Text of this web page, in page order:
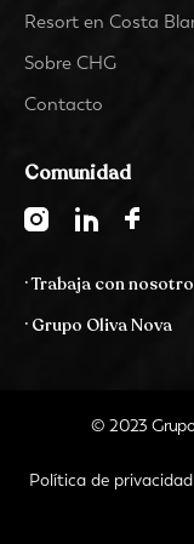
Resort en Costa
Sobre CHG
Contacto
Comunidad
· Trabaja con
· Grupo Oliva Nova
© 2023 Grupo
Política de privacidad